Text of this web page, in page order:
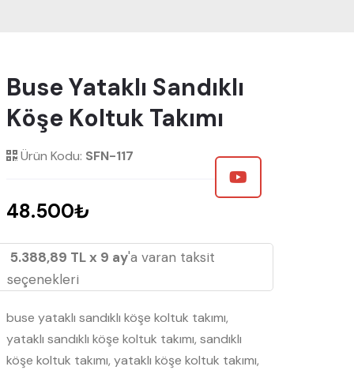
Buse Yataklı Sandıklı
Köşe Koltuk Takımı
Ürün Kodu: SFN-117
48.500₺
5.388,89 TL x 9 ay'a varan taksit
seçenekleri
buse yataklı sandıklı köşe koltuk takımı,
yataklı sandıklı köşe koltuk takımı, sandıklı
köşe koltuk takımı, yataklı köşe koltuk takımı,